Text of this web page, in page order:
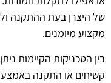
של היצרן בעת ההתקנה
מקצוע מיומנים.
בין הטכניקות הקיימות
קשיחים או התקנה